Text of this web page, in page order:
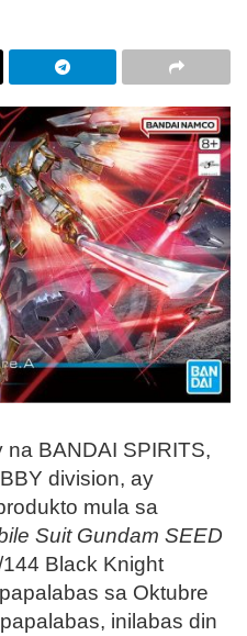
BANDAI SPIRITS,
division, ay
mula sa
Suit Gundam SEED
Black Knight
sa Oktubre
inilabas din